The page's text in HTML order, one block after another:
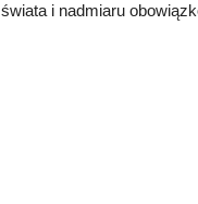
świata i nadmiaru